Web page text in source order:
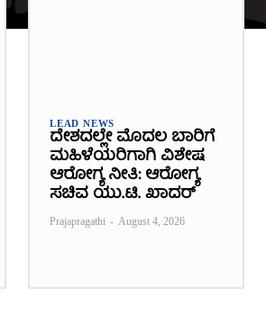
LEAD NEWS
ದೇಶದಲ್ಲೇ ಮೊದಲ ಬಾರಿಗೆ
ಮಹಿಳೆಯರಿಗಾಗಿ ವಿಶೇಷ
ಆರೋಗ್ಯ ನೀತಿ: ಆರೋಗ್ಯ
ಸಚಿವ ಯು.ಟಿ. ಖಾದರ್
Prajapragathi - August 4, 2026